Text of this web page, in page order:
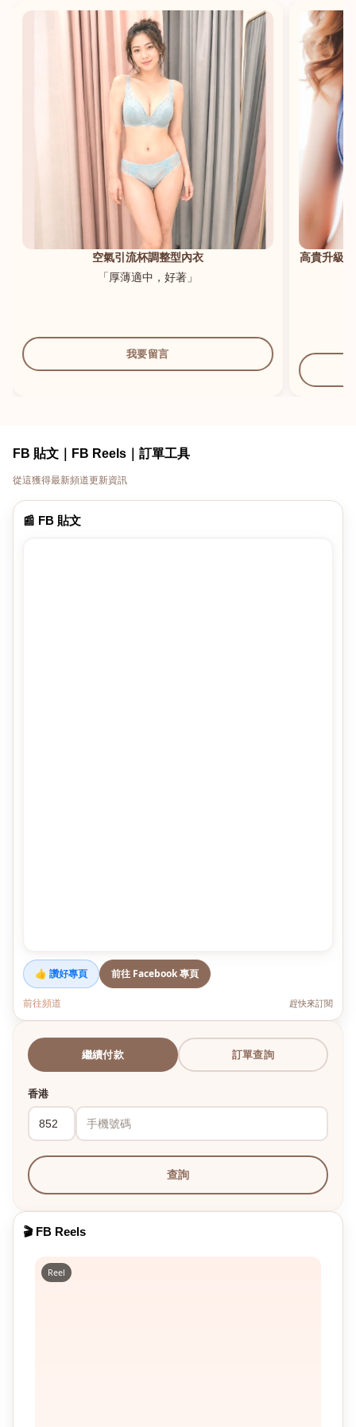
空氣引流杯調整型內衣
「厚薄適中，好著」
我要留言
高貴升級
FB 貼文｜FB Reels｜訂單工具
從這獲得最新頻道更新資訊
📰 FB 貼文
👍 讚好專頁 前往 Facebook 專頁
前往頻道 趕快來訂閱
繼續付款 訂單查詢
香港
查詢
🎬 FB Reels
Reel
港澳中文
English